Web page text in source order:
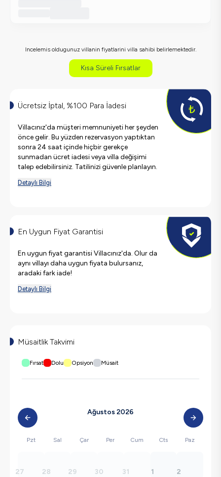
Incelemis oldugunuz villanin fiyatlarini villa sahibi belirlemektedir.
Kısa Süreli Fırsatlar
Ücretsiz İptal, %100 Para İadesi
Villacınız'da müşteri memnuniyeti her şeyden
önce gelir. Bu yüzden rezervasyon yaptıktan
sonra 24 saat içinde hiçbir gerekçe
sunmadan ücret iadesi veya villa değişimi
talep edebilirsiniz. Tatilinizi güvenle planlayın.
Detaylı Bilgi
En Uygun Fiyat Garantisi
En uygun fiyat garantisi Villacınız'da. Olur da
aynı villayı daha uygun fiyata bulursanız,
aradaki fark iade!
Detaylı Bilgi
Müsaitlik Takvimi
Fırsat Dolu Opsiyon Müsait
Ağustos 2026
Pzt Sal Çar Per Cum Cts Paz
27 28 29 30 31 1 2